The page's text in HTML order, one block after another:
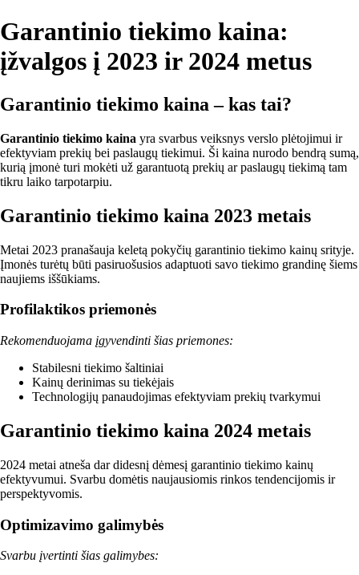
Garantinio tiekimo kaina:
įžvalgos į 2023 ir 2024 metus
Garantinio tiekimo kaina – kas tai?
Garantinio tiekimo kaina yra svarbus veiksnys verslo plėtojimui ir
efektyviam prekių bei paslaugų tiekimui. Ši kaina nurodo bendrą sumą,
kurią įmonė turi mokėti už garantuotą prekių ar paslaugų tiekimą tam
tikru laiko tarpotarpiu.
Garantinio tiekimo kaina 2023 metais
Metai 2023 pranašauja keletą pokyčių garantinio tiekimo kainų srityje.
Įmonės turėtų būti pasiruošusios adaptuoti savo tiekimo grandinę šiems
naujiems iššūkiams.
Profilaktikos priemonės
Rekomenduojama įgyvendinti šias priemones:
Stabilesni tiekimo šaltiniai
Kainų derinimas su tiekėjais
Technologijų panaudojimas efektyviam prekių tvarkymui
Garantinio tiekimo kaina 2024 metais
2024 metai atneša dar didesnį dėmesį garantinio tiekimo kainų
efektyvumui. Svarbu domėtis naujausiomis rinkos tendencijomis ir
perspektyvomis.
Optimizavimo galimybės
Svarbu įvertinti šias galimybes: